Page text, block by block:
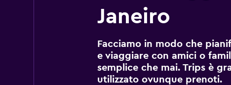
Janeiro
Facciamo in modo che
e viaggiare con amici o
semplice che mai. Trips è
utilizzato ovunque prenoti.